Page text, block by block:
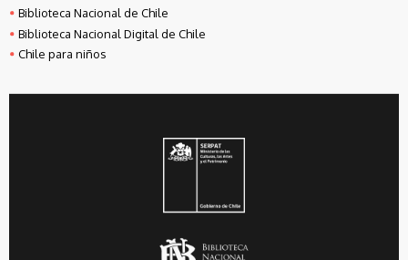
Biblioteca Nacional de Chile
Biblioteca Nacional Digital de Chile
Chile para niños